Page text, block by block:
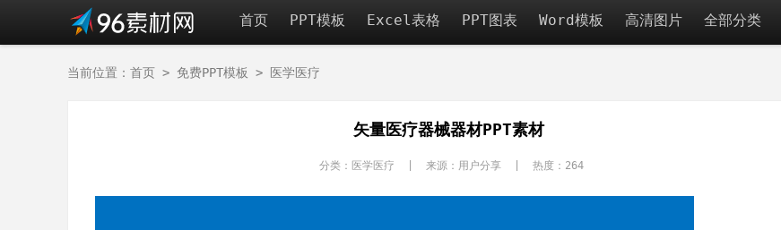
首页 PPT模板 Excel表格 PPT图表 Word模板 高清图片 全部分类
当前位置： 首页> 免费PPT模板 > 医学医疗
矢量医疗器械器材PPT素材
分类：医学医疗 | 来源：用户分享 | 热度： 264